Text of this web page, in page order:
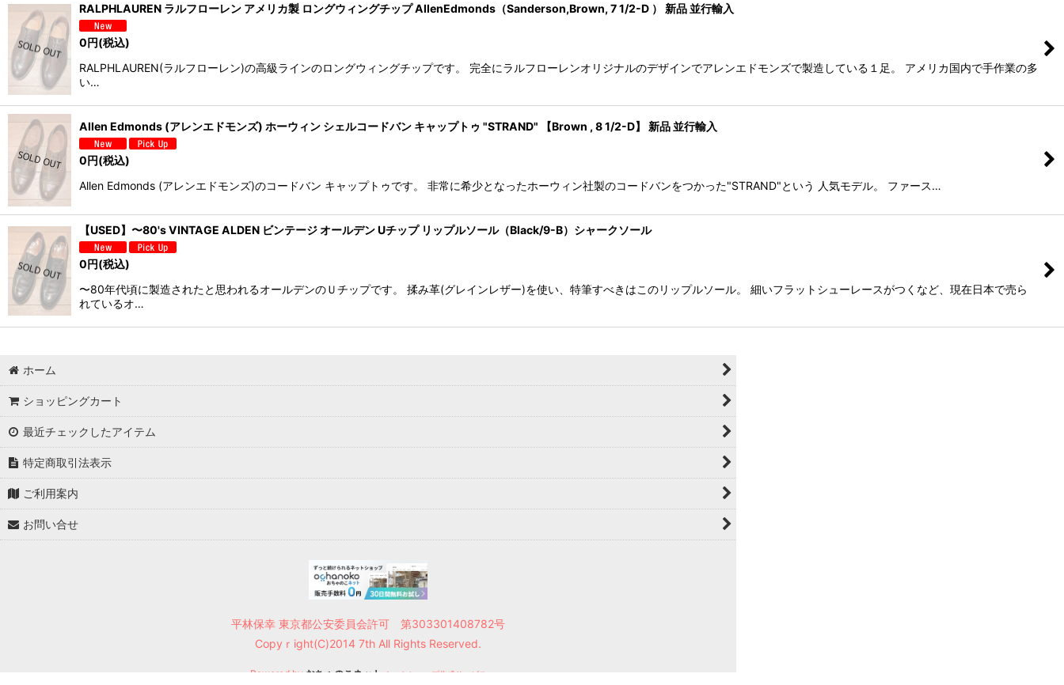
RALPHLAUREN ラルフローレン アメリカ製 ロングウィングチップ AllenEdmonds（Sanderson,Brown, 7 1/2-D ） 新品 並行輸入
0円(税込)
RALPHLAUREN(ラルフローレン)の高級ラインのロングウィングチップです。 完全にラルフローレンオリジナルのデザインでアレンエドモンズで製造している１足。 アメリカ国内で手作業の多
い…
Allen Edmonds (アレンエドモンズ) ホーウィン シェルコードバン キャップトゥ "STRAND" 【Brown , 8 1/2-D】 新品 並行輸入
0円(税込)
Allen Edmonds (アレンエドモンズ)のコードバン キャップトゥです。 非常に希少となったホーウィン社製のコードバンをつかった"STRAND"という 人気モデル。 ファース…
【USED】〜80's VINTAGE ALDEN ビンテージ オールデン Uチップ リップルソール（Black/9-B）シャークソール
0円(税込)
〜80年代頃に製造されたと思われるオールデンのＵチップです。 揉み革(グレインレザー)を使い、特筆すべきはこのリップルソール。 細いフラットシューレースがつくなど、現在日本で売ら
れているオ…
ホーム
ショッピングカート
最近チェックしたアイテム
特定商取引法表示
ご利用案内
お問い合せ
平林保幸 東京都公安委員会許可 第303301408782号
Copyｒight(C)2014 7th All Rights Reserved.
Powered by おちゃのこネット ネットショップ作成サービス